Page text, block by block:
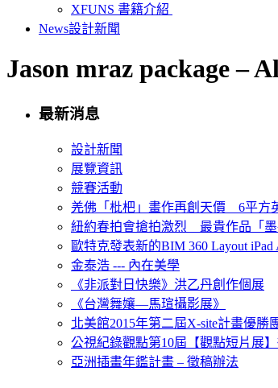
XFUNS 書籍介紹
News設計新聞
Jason mraz package –
最新消息
設計新聞
展覽資訊
競賽活動
羌佛「枇杷」畫作再創天價 6平方
紐約春拍會搶拍激烈 最貴作品「墨
歐特克發表新的BIM 360 Layout
金泰浩 --- 內在美學
《非派對日快樂》洪乙丹創作個展
《台灣舞孃—馬瑄攝影展》
北美館2015年第二屆X-site計畫優勝
公視紀錄觀點第10屆【觀點短片展
亞洲插畫年鑑計畫 – 徵稿辦法